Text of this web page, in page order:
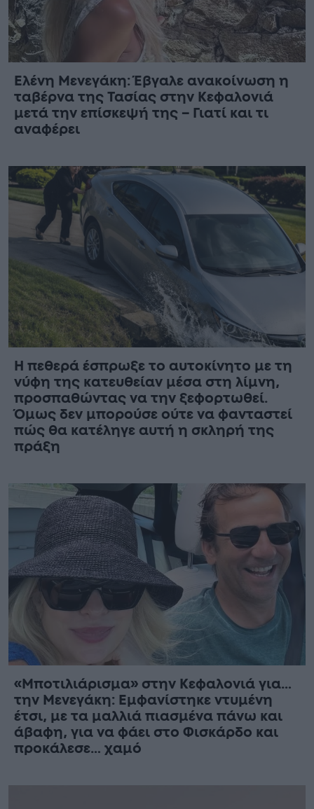
Ελένη Μενεγάκη: Έβγαλε ανακοίνωση η
ταβέρνα της Τασίας στην Κεφαλονιά
μετά την επίσκεψή της – Γιατί και τι
αναφέρει
Η πεθερά έσπρωξε το αυτοκίνητο με τη
νύφη της κατευθείαν μέσα στη λίμνη,
προσπαθώντας να την ξεφορτωθεί.
Όμως δεν μπορούσε ούτε να φανταστεί
πώς θα κατέληγε αυτή η σκληρή της
πράξη
«Μποτιλιάρισμα» στην Κεφαλονιά για…
την Μενεγάκη: Εμφανίστηκε ντυμένη
έτσι, με τα μαλλιά πιασμένα πάνω και
άβαφη, για να φάει στο Φισκάρδο και
προκάλεσε… χαμό